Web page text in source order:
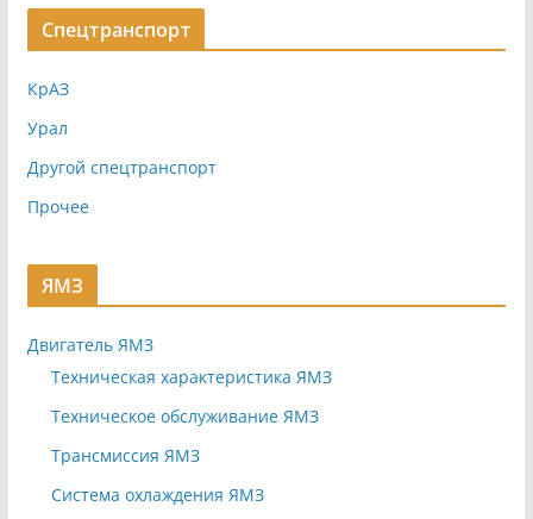
Спецтранспорт
КрАЗ
Урал
Другой спецтранспорт
Прочее
ЯМЗ
Двигатель ЯМЗ
Техническая характеристика ЯМЗ
Техническое обслуживание ЯМЗ
Трансмиссия ЯМЗ
Система охлаждения ЯМЗ